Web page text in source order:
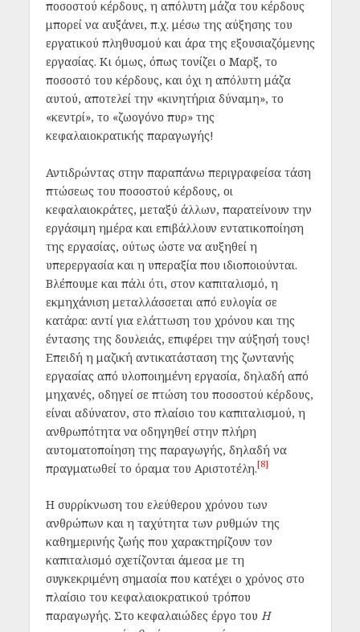
ποσοστού κέρδους, η απόλυτη μάζα του κέρδους
μπορεί να αυξάνει, π.χ. μέσω της αύξησης του
εργατικού πληθυσμού και άρα της εξουσιαζόμενης
εργασίας. Κι όμως, όπως τονίζει ο Μαρξ, το
ποσοστό του κέρδους, και όχι η απόλυτη μάζα
αυτού, αποτελεί την «κινητήρια δύναμη», το
«κεντρί», το «ζωογόνο πυρ» της
κεφαλαιοκρατικής παραγωγής!
Αντιδρώντας στην παραπάνω περιγραφείσα τάση
πτώσεως του ποσοστού κέρδους, οι
κεφαλαιοκράτες, μεταξύ άλλων, παρατείνουν την
εργάσιμη ημέρα και επιβάλλουν εντατικοποίηση
της εργασίας, ούτως ώστε να αυξηθεί η
υπερεργασία και η υπεραξία που ιδιοποιούνται.
Βλέπουμε και πάλι ότι, στον καπιταλισμό, η
εκμηχάνιση μεταλλάσσεται από ευλογία σε
κατάρα: αντί για ελάττωση του χρόνου και της
έντασης της δουλειάς, επιφέρει την αύξησή τους!
Επειδή η μαζική αντικατάσταση της ζωντανής
εργασίας από υλοποιημένη εργασία, δηλαδή από
μηχανές, οδηγεί σε πτώση του ποσοστού κέρδους,
είναι αδύνατον, στο πλαίσιο του καπιταλισμού, η
ανθρωπότητα να οδηγηθεί στην πλήρη
αυτοματοποίηση της παραγωγής, δηλαδή να
πραγματωθεί το όραμα του Αριστοτέλη.[8]
Η συρρίκνωση του ελεύθερου χρόνου των
ανθρώπων και η ταχύτητα των ρυθμών της
καθημερινής ζωής που χαρακτηρίζουν τον
καπιταλισμό σχετίζονται άμεσα με τη
συγκεκριμένη σημασία που κατέχει ο χρόνος στο
πλαίσιο του κεφαλαιοκρατικού τρόπου
παραγωγής. Στο κεφαλαιώδες έργο του Η